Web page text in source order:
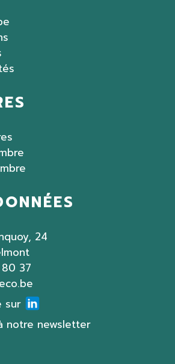
24
37
sur
notre newsletter